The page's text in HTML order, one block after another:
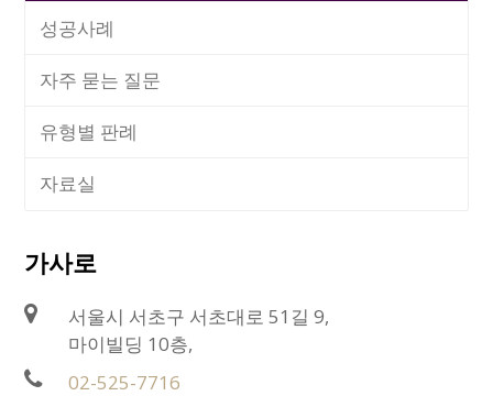
성공사례
자주 묻는 질문
유형별 판례
자료실
가사로
서울시 서초구 서초대로 51길 9,
마이빌딩 10층,
02-525-7716